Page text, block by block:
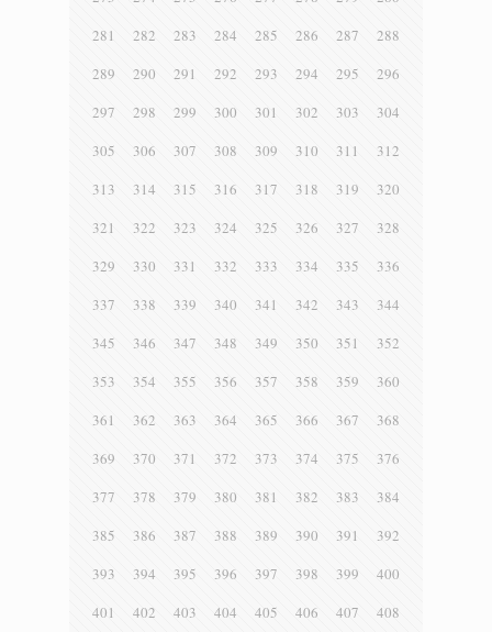
281
282 283 284 285 286 287
288
289
290 291 292 293 294 295
296
297
298 299 300 301 302 303
304
305
306 307 308 309 310 311
312
313
314 315 316 317 318 319
320
321
322 323 324 325 326 327
328
329
330 331 332 333 334 335
336
337
338 339 340 341 342 343
344
345
346 347 348 349 350 351
352
353
354 355 356 357 358 359
360
361
362 363 364 365 366 367
368
369
370 371 372 373 374 375
376
377
378 379 380 381 382 383
384
385
386 387 388 389 390 391
392
393
394 395 396 397 398 399
400
401
402 403 404 405 406 407 408